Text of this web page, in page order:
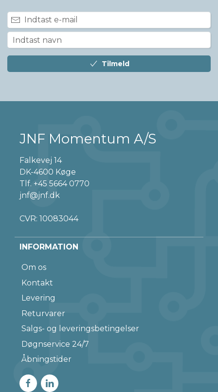
Tilmeld
JNF Momentum A/S
Falkevej 14
DK-4600 Køge
Tlf. +45 5664 0770
jnf@jnf.dk
CVR: 10083044
INFORMATION
Om os
Kontakt
Levering
Returvarer
Salgs- og leveringsbetingelser
Døgnservice 24/7
Åbningstider